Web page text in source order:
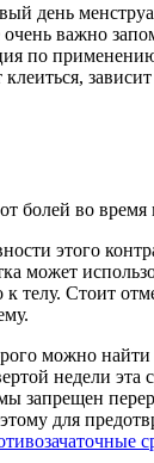
день
важно
по
болей во
этого
может
к телу. Стоит
можно
недели
запрещен
для